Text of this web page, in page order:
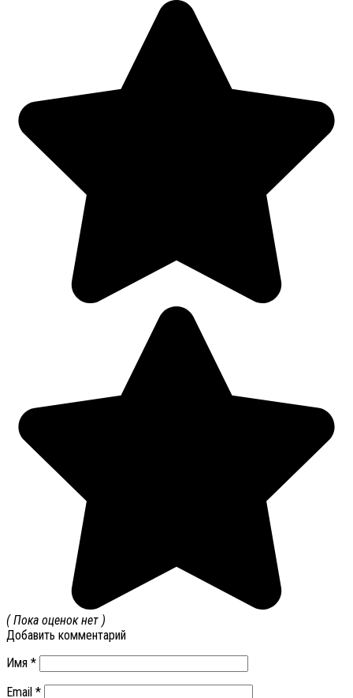
( Пока оценок нет )
Добавить комментарий
Имя *
Email *